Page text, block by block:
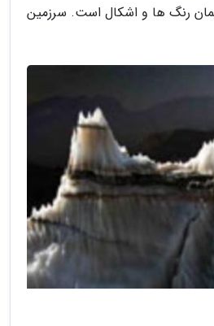
رنگ ها و اشکال است. سرزمین